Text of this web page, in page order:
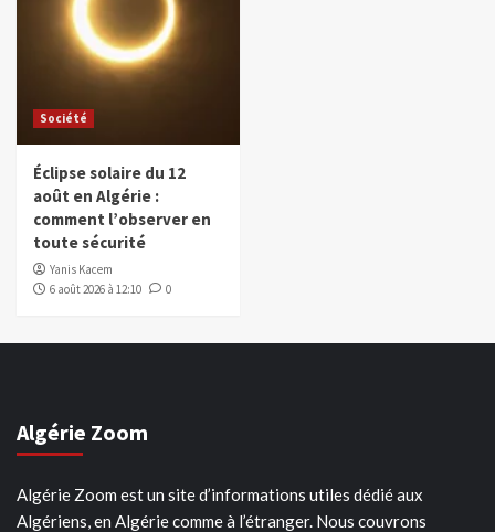
Société
Éclipse solaire du 12
août en Algérie :
comment l’observer en
toute sécurité
Yanis Kacem
6 août 2026 à 12:10
0
Algérie Zoom
Algérie Zoom est un site d’informations utiles dédié aux
Algériens, en Algérie comme à l’étranger. Nous couvrons